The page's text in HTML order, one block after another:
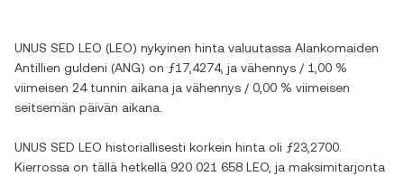
UNUS SED LEO (LEO) nykyinen hinta valuutassa Alankomaiden
Antillien guldeni (ANG) on ƒ17,4274, ja vähennys / 1,00 %
viimeisen 24 tunnin aikana ja vähennys / 0,00 % viimeisen
seitsemän päivän aikana.
UNUS SED LEO historiallisesti korkein hinta oli ƒ23,2700
Kierrossa on tällä hetkellä 920 021 658 LEO , ja maksimitarjonta